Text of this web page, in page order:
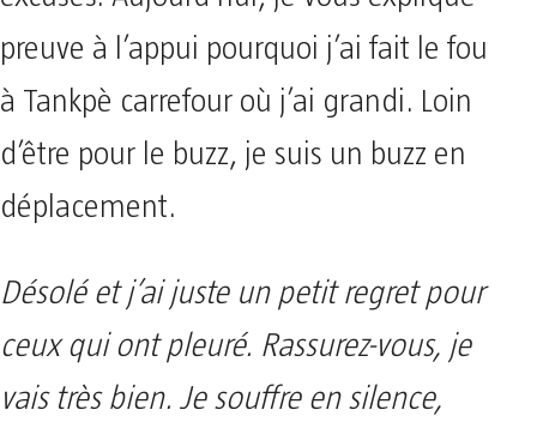
preuve à l’appui pourquoi j’ai fait le fou
à Tankpè carrefour où j’ai grandi. Loin
d’être pour le buzz, je suis un buzz en
déplacement.
Désolé et j’ai juste un petit regret pour
ceux qui ont pleuré. Rassurez-vous, je
vais très bien. Je souffre en silence,